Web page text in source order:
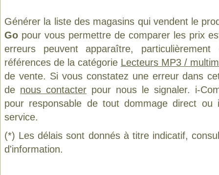
Générer la liste des magasins qui vendent le
Go pour vous permettre de comparer les prix
erreurs peuvent apparaître,
références de la catégorie Lecteurs MP3 /
de vente. Si vous constatez une erreur dans
de nous contacter pour nous le signaler. i-
pour responsable de tout dommage direct
service.
(*) Les délais sont donnés à titre indicatif,
d'information.